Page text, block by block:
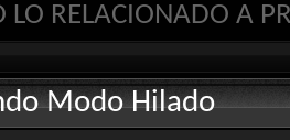
LO RELACIONADO A
Modo Hilado